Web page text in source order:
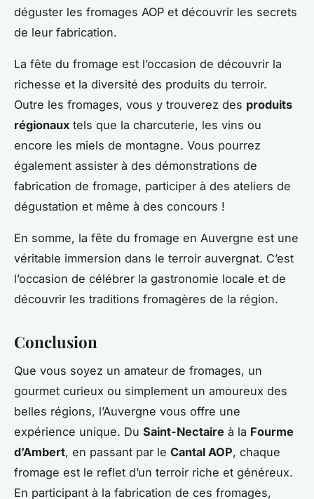
déguster les fromages AOP et découvrir les secrets
de leur fabrication.
La fête du fromage est l’occasion de découvrir la
richesse et la diversité des produits du terroir.
Outre les fromages, vous y trouverez des produits
régionaux tels que la charcuterie, les vins ou
encore les miels de montagne. Vous pourrez
également assister à des démonstrations de
fabrication de fromage, participer à des ateliers de
dégustation et même à des concours !
En somme, la fête du fromage en Auvergne est une
véritable immersion dans le terroir auvergnat. C’est
l’occasion de célébrer la gastronomie locale et de
découvrir les traditions fromagères de la région.
Conclusion
Que vous soyez un amateur de fromages, un
gourmet curieux ou simplement un amoureux des
belles régions, l’Auvergne vous offre une
expérience unique. Du Saint-Nectaire à la Fourme
d’Ambert, en passant par le Cantal AOP, chaque
fromage est le reflet d’un terroir riche et généreux.
En participant à la fabrication de ces fromages,